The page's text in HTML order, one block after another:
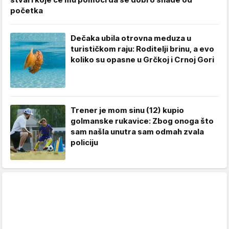
početka
Dečaka ubila otrovna meduza u
turističkom raju: Roditelji brinu, a evo
koliko su opasne u Grčkoj i Crnoj Gori
Trener je mom sinu (12) kupio
golmanske rukavice: Zbog onoga što
sam našla unutra sam odmah zvala
policiju